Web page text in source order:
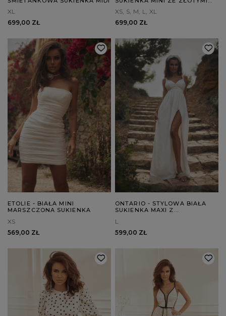
XL
699,00 ZŁ
XS S M L XL
699,00 ZŁ
ETOLIE - BIAŁA MINI
MARSZCZONA SUKIENKA
XS
569,00 ZŁ
ONTARIO - STYLOWA BIAŁA
SUKIENKA MAXI Z
KWIATOWYM
L
599,00 ZŁ